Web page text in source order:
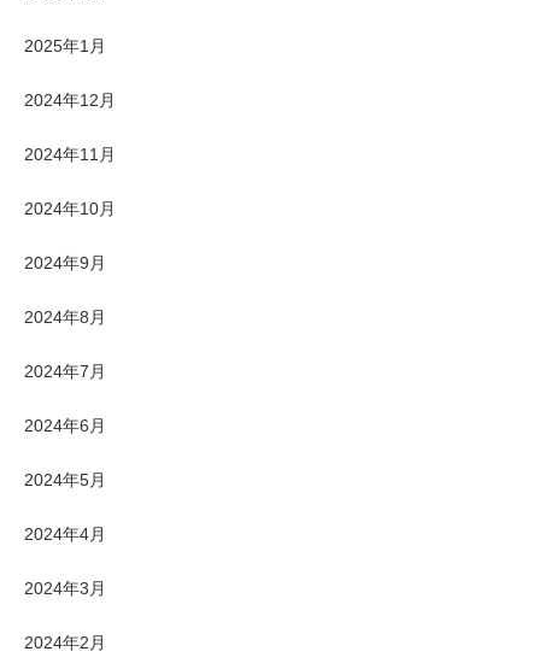
2025年1月
2024年12月
2024年11月
2024年10月
2024年9月
2024年8月
2024年7月
2024年6月
2024年5月
2024年4月
2024年3月
2024年2月